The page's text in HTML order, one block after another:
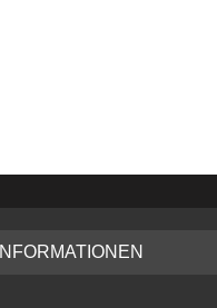
INFORMATIONEN